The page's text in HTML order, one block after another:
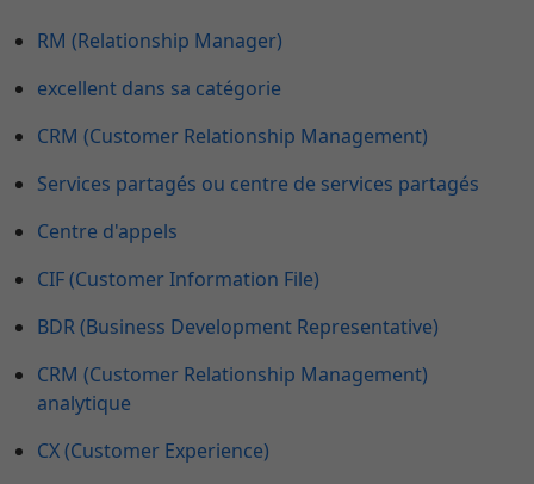
RM (Relationship Manager)
excellent dans sa catégorie
CRM (Customer Relationship Management)
Services partagés ou centre de services partagés
Centre d'appels
CIF (Customer Information File)
BDR (Business Development Representative)
CRM (Customer Relationship Management)
analytique
CX (Customer Experience)